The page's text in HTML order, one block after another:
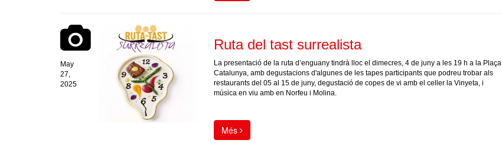
May
27,
2025
Ruta del tast surrealista
La presentació de la ruta d’enguany tindrà lloc el dimecres, 4 de juny a les 19 h a la Plaça
Catalunya, amb degustacions d'algunes de les tapes participants que podreu trobar als
restaurants del 05 al 15 de juny, degustació de copes de vi amb el celler la Vinyeta, i
música en viu amb en Norfeu i Molina.
Més